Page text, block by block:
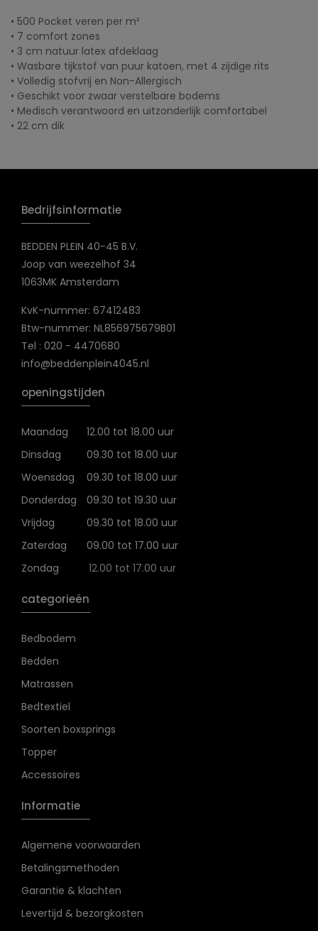
• 500 Pocket veren per m²
• 7 comfort zones
• 3 cm natuur latex afdeklaag
• Wasbare tijkstof van puur katoen, met 4 zijdige rits
• Volledig stofvrij en Non-Allergisch
• Geschikt voor zwaar verstelbare bodems
• Medisch verantwoord en uitzonderlijk comfortabel
• 22 cm dik
Bedrijfsinformatie
BEDDEN PLEIN 40-45 B.V.
Joop van weezelhof 34
1063MK Amsterdam
KvK-nummer: 67412483
Btw-nummer: NL856975679B01
Tel : 020 - 4470680
info@beddenplein4045.nl
openingstijden
Maandag
12.00 tot 18.00 uur
Dinsdag
09.30 tot 18.00 uur
Woensdag
09.30 tot 18.00 uur
Donderdag
09.30 tot 19.30 uur
Vrijdag
09.30 tot 18.00 uur
Zaterdag
09.00 tot 17.00 uur
Zondag
12.00 tot 17.00 uur
categorieën
Bedbodem
Bedden
Matrassen
Bedtextiel
Soorten boxsprings
Topper
Accessoires
Informatie
Algemene voorwaarden
Betalingsmethoden
Garantie & klachten
Levertijd & bezorgkosten